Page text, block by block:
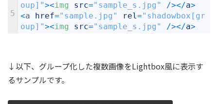
5
oup]"><img src="sample_s.jpg" /></a>
<a href="sample.jpg" rel="shadowbox[gr
oup]"><img src="sample_s.jpg" /></a>
↓以下、グループ化した複数画像をLightbox風に表示す
るサンプルです。